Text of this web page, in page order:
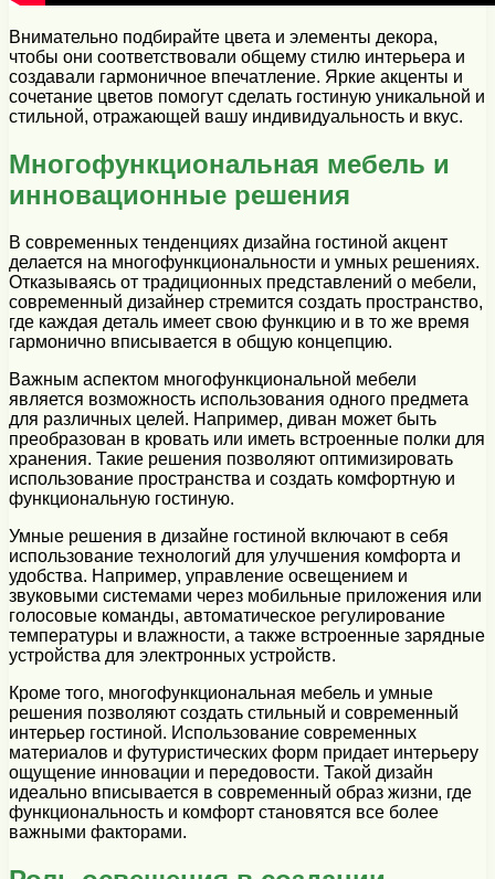
Внимательно подбирайте цвета и элементы декора,
чтобы они соответствовали общему стилю интерьера и
создавали гармоничное впечатление. Яркие акценты и
сочетание цветов помогут сделать гостиную уникальной и
стильной, отражающей вашу индивидуальность и вкус.
Многофункциональная мебель и
инновационные решения
В современных тенденциях дизайна гостиной акцент
делается на многофункциональности и умных решениях.
Отказываясь от традиционных представлений о мебели,
современный дизайнер стремится создать пространство,
где каждая деталь имеет свою функцию и в то же время
гармонично вписывается в общую концепцию.
Важным аспектом многофункциональной мебели
является возможность использования одного предмета
для различных целей. Например, диван может быть
преобразован в кровать или иметь встроенные полки для
хранения. Такие решения позволяют оптимизировать
использование пространства и создать комфортную и
функциональную гостиную.
Умные решения в дизайне гостиной включают в себя
использование технологий для улучшения комфорта и
удобства. Например, управление освещением и
звуковыми системами через мобильные приложения или
голосовые команды, автоматическое регулирование
температуры и влажности, а также встроенные зарядные
устройства для электронных устройств.
Кроме того, многофункциональная мебель и умные
решения позволяют создать стильный и современный
интерьер гостиной. Использование современных
материалов и футуристических форм придает интерьеру
ощущение инновации и передовости. Такой дизайн
идеально вписывается в современный образ жизни, где
функциональность и комфорт становятся все более
важными факторами.